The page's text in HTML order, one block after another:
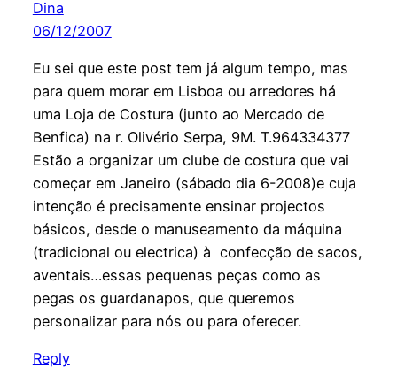
Dina
06/12/2007
Eu sei que este post tem já algum tempo, mas
para quem morar em Lisboa ou arredores há
uma Loja de Costura (junto ao Mercado de
Benfica) na r. Olivério Serpa, 9M. T.964334377
Estão a organizar um clube de costura que vai
começar em Janeiro (sábado dia 6-2008)e cuja
intenção é precisamente ensinar projectos
básicos, desde o manuseamento da máquina
(tradicional ou electrica) à confecção de sacos,
aventais…essas pequenas peças como as
pegas os guardanapos, que queremos
personalizar para nós ou para oferecer.
Reply